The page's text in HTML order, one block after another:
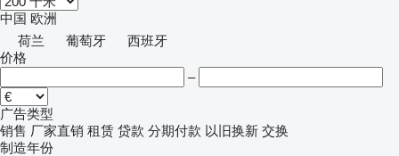
中国 欧洲
荷兰
葡萄牙
西班牙
价格
–
广告类型
销售 厂家直销 租赁 贷款 分期付款 以旧换新 交换
制造年份